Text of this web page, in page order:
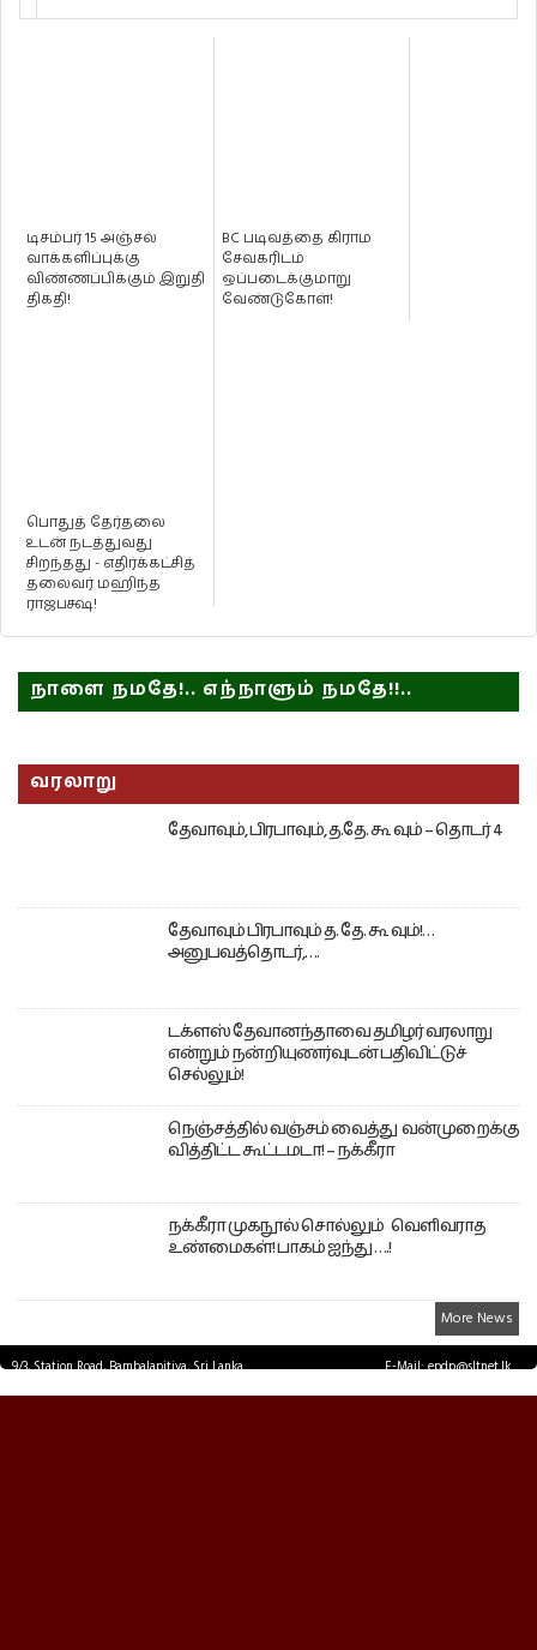
டிசம்பர் 15 அஞ்சல்
வாக்களிப்புக்கு
விண்ணப்பிக்கும் இறுதி
திகதி!
BC படிவத்தை கிராம
சேவகரிடம்
ஒப்படைக்குமாறு
வேண்டுகோள்!
பொதுத் தேர்தலை
உடன் நடத்துவது
சிறந்தது - எதிர்க்கட்சித்
தலைவர் மஹிந்த
ராஜபக்ஷ!
நாளை நமதே!.. எந்நாளும் நமதே!!..
வரலாறு
தேவாவும், பிரபாவும், த.தே. கூ வும் – தொடர் 4
தேவாவும் பிரபாவும் த. தே. கூ வும்!…
அனுபவத்தொடர்,….
டக்ளஸ் தேவானந்தாவை தமிழர் வரலாறு
என்றும் நன்றியுணர்வுடன் பதிவிட்டுச்
செல்லும்!
நெஞ்சத்தில் வஞ்சம் வைத்து வன்முறைக்கு
வித்திட்ட கூட்டமடா! – நக்கீரா
நக்கீரா முகநூல் சொல்லும் வெளிவராத
உண்மைகள்! பாகம் ஐந்து ….!
More News
9/3, Station Road, Bambalapitiya, Sri Lanka.
E-Mail: epdp@sltnet.lk